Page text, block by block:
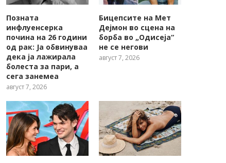
Позната
инфлуенсерка
почина на 26 години
од рак: Ја обвинуваа
дека ја лажирала
болеста за пари, а
сега занемеа
август 7, 2026
Бицепсите на Мет
Дејмон во сцена на
борба во „Одисеја“
не се негови
август 7, 2026